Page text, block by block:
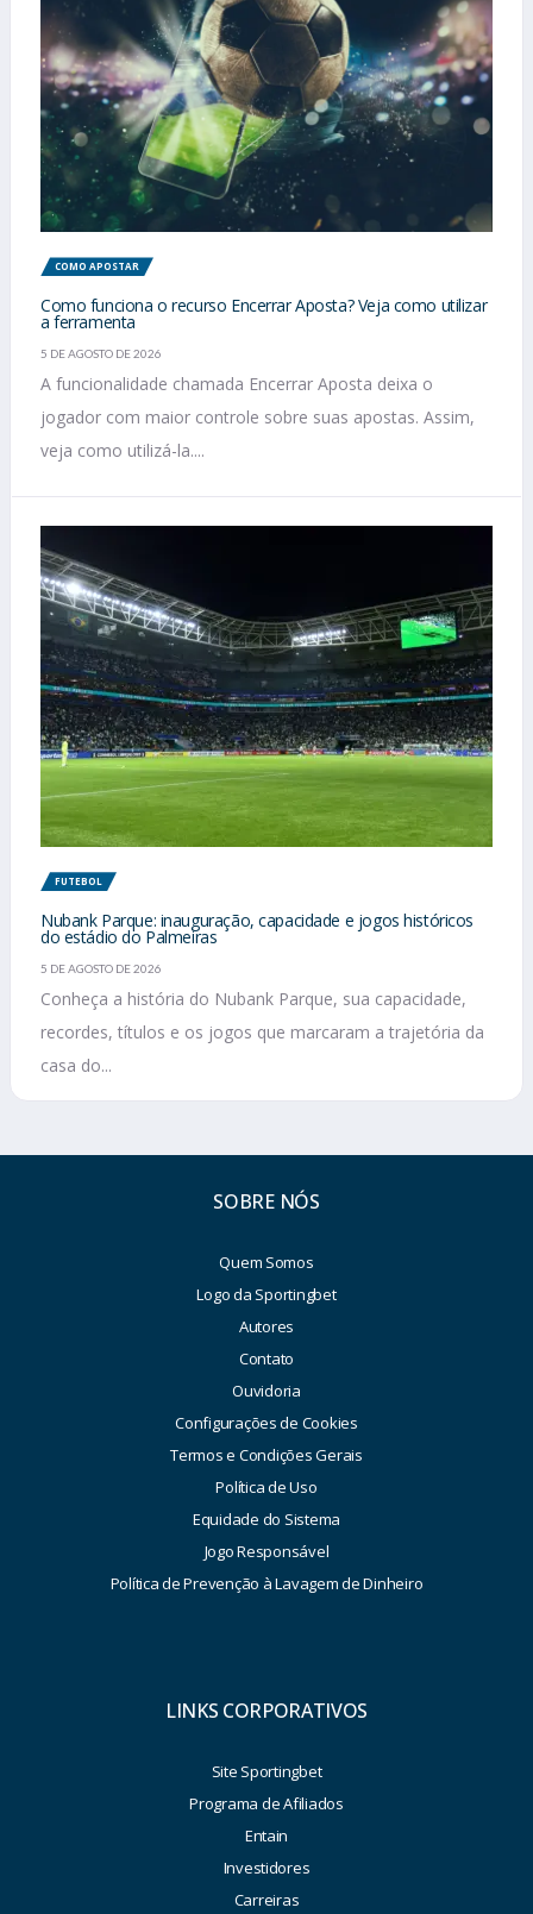
COMO APOSTAR
Como funciona o recurso Encerrar Aposta? Veja como utilizar
a ferramenta
5 DE AGOSTO DE 2026
A funcionalidade chamada Encerrar Aposta deixa o
jogador com maior controle sobre suas apostas. Assim,
veja como utilizá-la....
FUTEBOL
Nubank Parque: inauguração, capacidade e jogos históricos
do estádio do Palmeiras
5 DE AGOSTO DE 2026
Conheça a história do Nubank Parque, sua capacidade,
recordes, títulos e os jogos que marcaram a trajetória da
casa do...
SOBRE NÓS
Quem Somos
Logo da Sportingbet
Autores
Contato
Ouvidoria
Configurações de Cookies
Termos e Condições Gerais
Política de Uso
Equidade do Sistema
Jogo Responsável
Política de Prevenção à Lavagem de Dinheiro
LINKS CORPORATIVOS
Site Sportingbet
Programa de Afiliados
Entain
Investidores
Carreiras